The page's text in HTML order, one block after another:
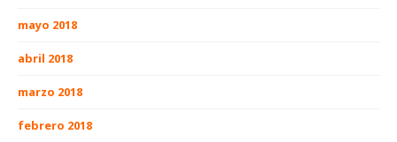
mayo 2018
abril 2018
marzo 2018
febrero 2018